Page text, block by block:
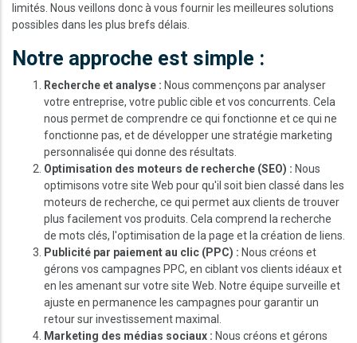
limités. Nous veillons donc à vous fournir les meilleures solutions
possibles dans les plus brefs délais.
Notre approche est simple :
Recherche et analyse : Nous commençons par analyser
votre entreprise, votre public cible et vos concurrents. Cela
nous permet de comprendre ce qui fonctionne et ce qui ne
fonctionne pas, et de développer une stratégie marketing
personnalisée qui donne des résultats.
Optimisation des moteurs de recherche (SEO) : Nous
optimisons votre site Web pour qu'il soit bien classé dans les
moteurs de recherche, ce qui permet aux clients de trouver
plus facilement vos produits. Cela comprend la recherche
de mots clés, l'optimisation de la page et la création de liens.
Publicité par paiement au clic (PPC) : Nous créons et
gérons vos campagnes PPC, en ciblant vos clients idéaux et
en les amenant sur votre site Web. Notre équipe surveille et
ajuste en permanence les campagnes pour garantir un
retour sur investissement maximal.
Marketing des médias sociaux : Nous créons et gérons